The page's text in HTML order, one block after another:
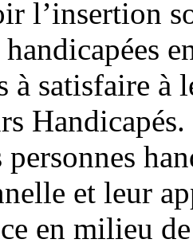
l’insertion
à satisfaire
Handicapés.
personnes
et leur
en milieu